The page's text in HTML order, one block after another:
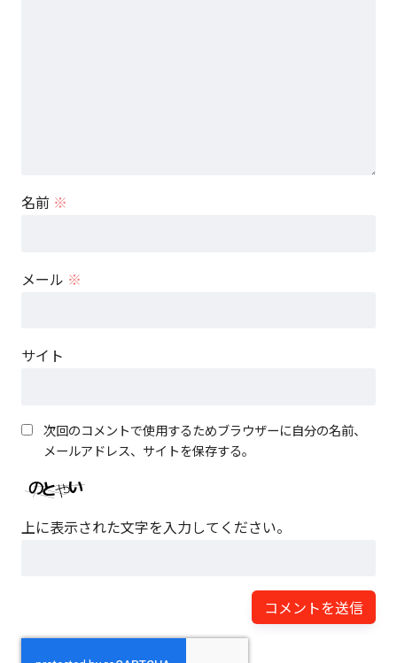
名前 ※
メール ※
サイト
次回のコメントで使用するためブラウザーに自分の名前、
メールアドレス、サイトを保存する。
上に表示された文字を入力してください。